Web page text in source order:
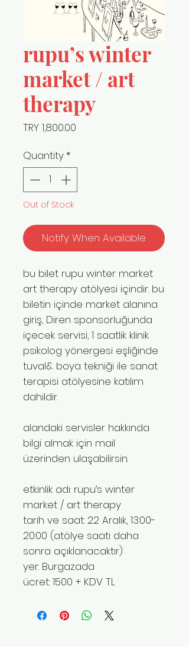
rupu’s winter
market / art
therapy
TRY 1,800.00
Quantity *
Out of Stock
Notify When Available
bu bilet rupu winter market
art therapy atölyesi içindir. bu
biletin içinde market alanına
giriş, Diren sponsorluğunda
içecek servisi, 1 saatlik klinik
psikolog yönergesi eşliğinde
tuval& boya tekniği ile sanat
terapisi atölyesine katılım
dahildir.
alandaki servisler hakkında
bilgi almak için mail
üzerinden ulaşabilirsin.
etkinlik adı: rupu’s winter
market / art therapy
tarih ve saat: 22 Aralık, 13:00-
20:00 (atölye saati daha
sonra açıklanacaktır)
yer: Burgazada
ücret: 1500 + KDV TL